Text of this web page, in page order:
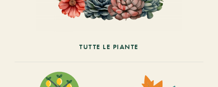
TUTTE LE PIANTE